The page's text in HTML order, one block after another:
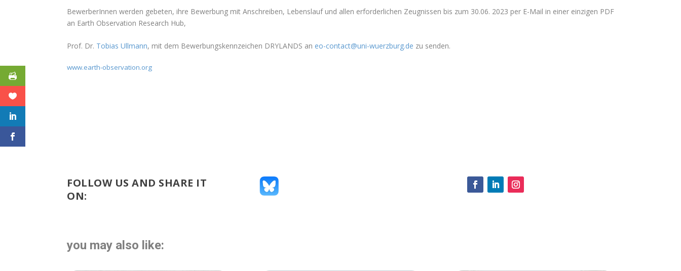
BewerberInnen werden gebeten, ihre Bewerbung mit Anschreiben, Lebenslauf und allen erforderlichen Zeugnissen bis zum 30.06. 2023 per E-Mail in einer einzigen PDF
an Earth Observation Research Hub,
Prof. Dr. Tobias Ullmann, mit dem Bewerbungskennzeichen DRYLANDS an eo-contact@uni-wuerzburg.de zu senden.
www.earth-observation.org
FOLLOW US AND SHARE IT
ON:
you may also like: